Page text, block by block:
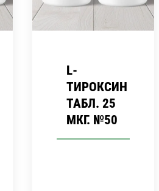
L-
ТИРОКСИН
ТАБЛ. 25
МКГ. №50